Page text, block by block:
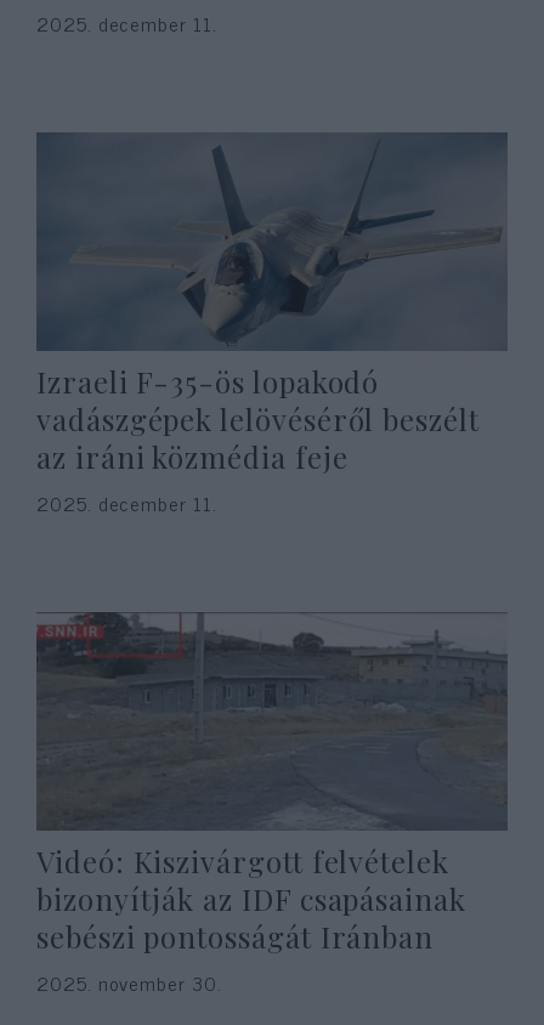
2025. december 11.
Izraeli F-35-ös lopakodó
vadászgépek lelövéséről beszélt
az iráni közmédia feje
2025. december 11.
Videó: Kiszivárgott felvételek
bizonyítják az IDF csapásainak
sebészi pontosságát Iránban
2025. november 30.